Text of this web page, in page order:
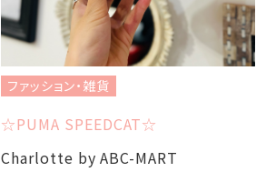
ファッション・雑貨
☆PUMA SPEEDCAT☆
Charlotte by ABC-MART